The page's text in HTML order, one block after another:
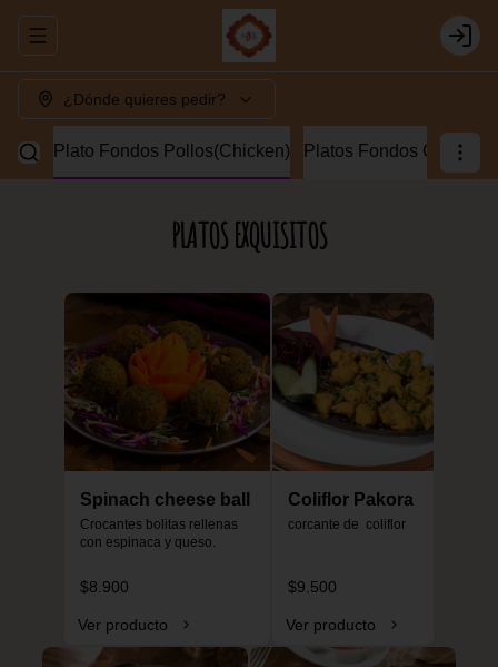
Abrir menu de navegación Login
¿Dónde quieres pedir?
Plato Fondos Pollos(Chicken) Platos Fondos
PLATOS EXQUISITOS
Spinach cheese ball
Crocantes bolitas rellenas
con espinaca y queso.
$8.900
Ver producto
Coliflor Pakora
corcante de  coliflor
$9.500
Ver producto